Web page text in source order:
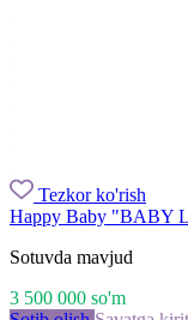
Tezkor ko'rish
Happy Baby "BABY
Sotuvda mavjud
3 500 000 so'm